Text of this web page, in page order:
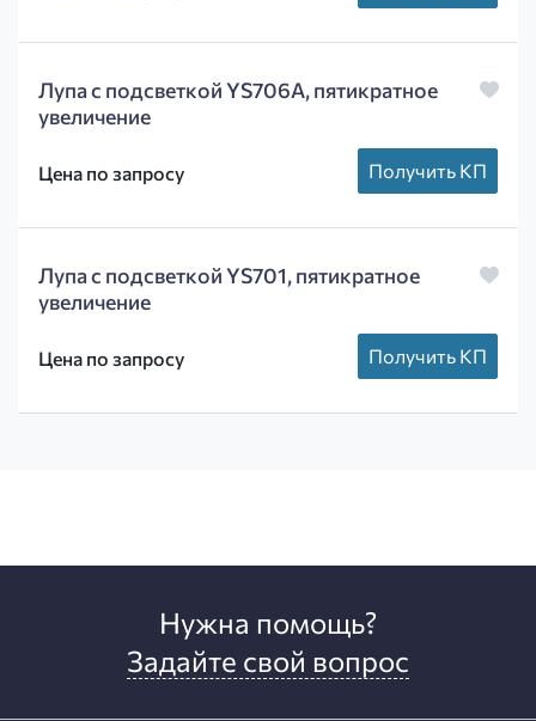
Лупа с подсветкой YS706A, пятикратное
увеличение
Цена по запросу Получить КП
Лупа с подсветкой YS701, пятикратное
увеличение
Цена по запросу Получить КП
Нужна помощь?
Задайте свой вопрос